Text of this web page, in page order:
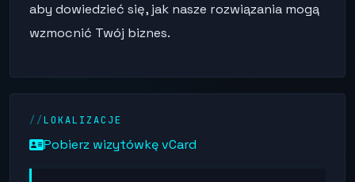
aby dowiedzieć się, jak nasze rozwiązania mogą
wzmocnić Twój biznes.
LOKALIZACJE
Pobierz wizytówkę vCard